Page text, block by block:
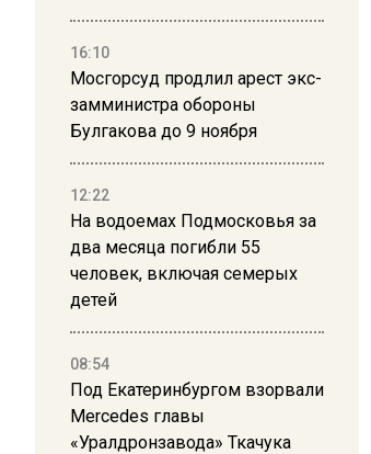
16:10
Мосгорсуд продлил арест экс-
замминистра обороны
Булгакова до 9 ноября
12:22
На водоемах Подмосковья за
два месяца погибли 55
человек, включая семерых
детей
08:54
Под Екатеринбургом взорвали
Mercedes главы
«Уралдронзавода» Ткачука